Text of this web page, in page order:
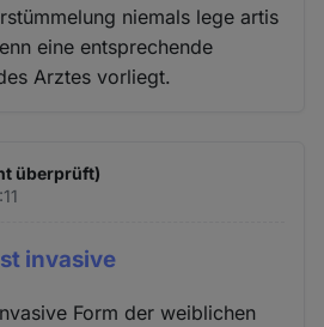
niemals lege artis
eine entsprechende
Arztes vorliegt.
überprüft)
invasive
Form der weiblichen